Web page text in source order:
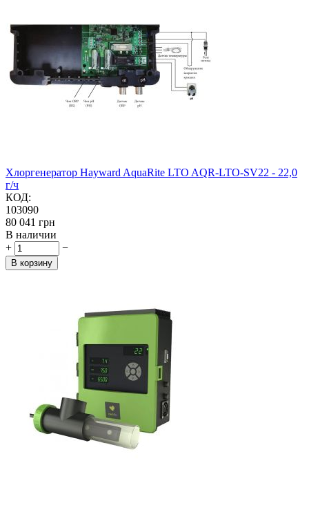
Хлоргенератор Hayward AquaRite LTO AQR-LTO-SV22 - 22,0
г/ч
КОД:
103090
‍80 041‍ грн
В наличии
+
−
В корзину